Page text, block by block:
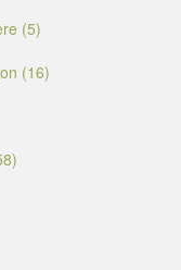
(5)
(16)